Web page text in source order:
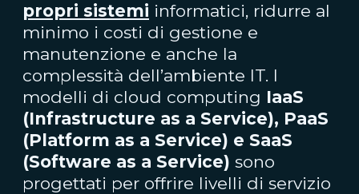
propri sistemi informatici, ridurre al
minimo i costi di gestione e
manutenzione e anche la
complessità dell’ambiente IT. I
modelli di cloud computing IaaS
(Infrastructure as a Service), PaaS
(Platform as a Service) e SaaS
(Software as a Service) sono
progettati per offrire livelli di servizio